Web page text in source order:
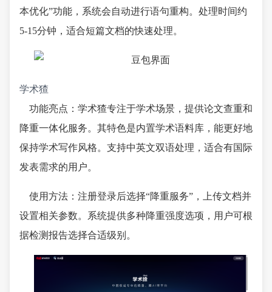
本优化”功能，系统会自动进行语句重构。处理时间约
5-15分钟，适合短篇文档的快速处理。
学术猹
功能亮点：学术猹专注于学术场景，提供论文查重和
降重一体化服务。其特色是内置学术语料库，能更好地
保持学术写作风格。支持中英文双语处理，适合有国际
发表需求的用户。
使用方法：注册登录后选择“降重服务”，上传文档并
设置相关参数。系统提供多种降重强度选项，用户可根
据检测报告选择合适级别。